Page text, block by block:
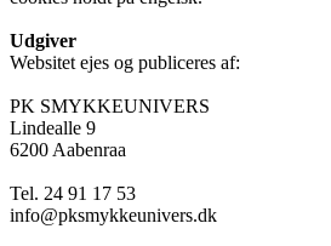
Udgiver
Websitet ejes og publiceres af:
PK SMYKKEUNIVERS
Lindealle 9
6200 Aabenraa
Tel. 24 91 17 53
info@pksmykkeunivers.dk